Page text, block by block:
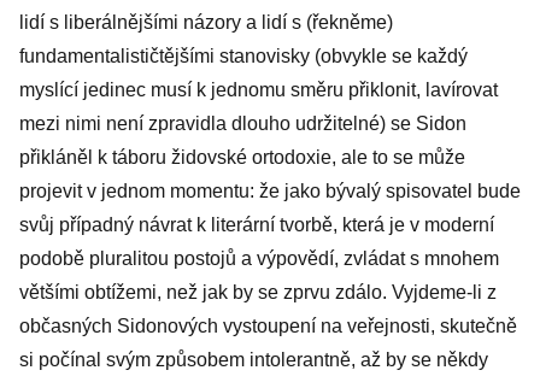
lidí s liberálnějšími názory a lidí s (řekněme)
fundamentalističtějšími stanovisky (obvykle se každý
myslící jedinec musí k jednomu směru přiklonit, lavírovat
mezi nimi není zpravidla dlouho udržitelné) se Sidon
přikláněl k táboru židovské ortodoxie, ale to se může
projevit v jednom momentu: že jako bývalý spisovatel bude
svůj případný návrat k literární tvorbě, která je v moderní
podobě pluralitou postojů a výpovědí, zvládat s mnohem
většími obtížemi, než jak by se zprvu zdálo. Vyjdeme-li z
občasných Sidonových vystoupení na veřejnosti, skutečně
si počínal svým způsobem intolerantně, až by se někdy